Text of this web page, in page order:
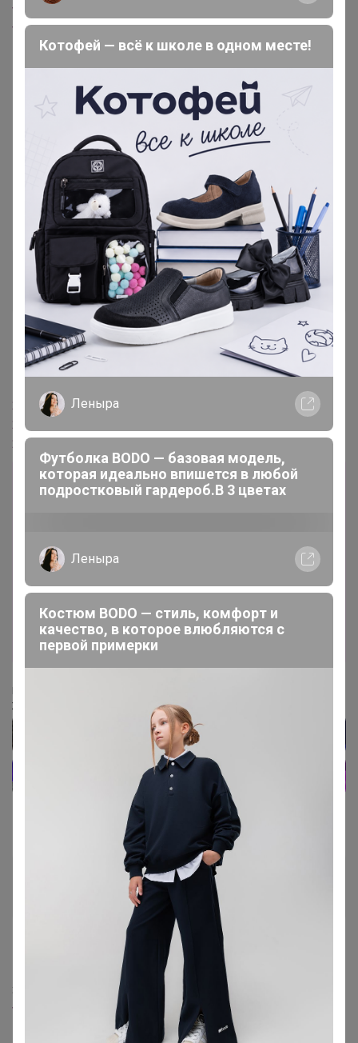
www.uniqlo.cn/product-detail.html
www.uniqlo.cn/product-detail.html
СЛАДКАЯ
Золотой организатор
11 октября, 2024 12:25
24-ok.ru/catalog/383069
24-ok.ru/catalog/383069
24-ok.ru/catalog/383069
Лот
13
Шапка из пряжи souffle суфле
Стоп 14 августа
UNIQLO всегда есть РАСПРОДАЖА
‌Живые обзоры, акции, спецпредложения
LiliyaUsmanova
Любитель СП
16 октября, 2024 00:41
Здравствуйте, добавьте, пожалуйста,
www.uniqlo.cn/product-detail.html
Котофей — всё к школе в одном месте!
Леныра
Футболка BODO — базовая модель,
которая идеально впишется в любой
подростковый гардероб.В 3 цветах
Леныра
Костюм BODO — стиль, комфорт и
качество, в которое влюбляются с
первой примерки